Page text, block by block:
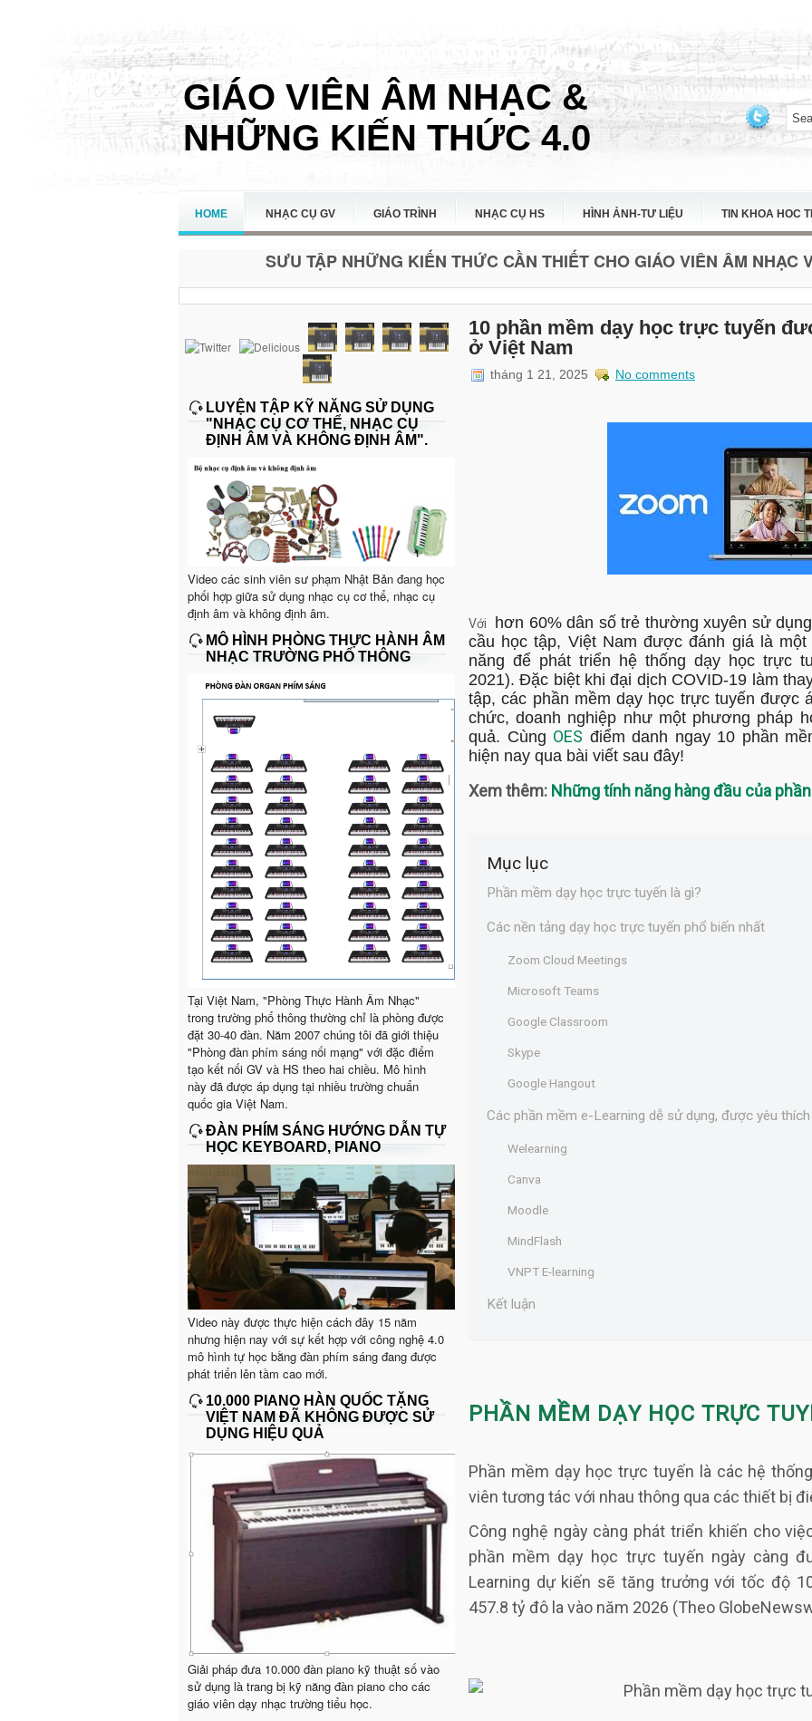
GIÁO VIÊN ÂM NHẠC &
NHỮNG KIẾN THỨC 4.0
HOME NHẠC CỤ GV GIÁO TRÌNH NHẠC CỤ HS HÌNH ẢNH-TƯ LIỆU TIN KHOA HOC
SƯU TẬP NHỮNG KIẾN THỨC CẦN THIẾT CHO GIÁO VIÊN ÂM NHẠC
LUYỆN TẬP KỸ NĂNG SỬ DỤNG
"NHẠC CỤ CƠ THỂ, NHẠC CỤ
ĐỊNH ÂM VÀ KHÔNG ĐỊNH ÂM".
Video các sinh viên sư phạm Nhật Bản đang học
phối hợp giữa sử dụng nhạc cụ cơ thể, nhạc cụ
định âm và không định âm.
MÔ HÌNH PHÒNG THỰC HÀNH ÂM
NHẠC TRƯỜNG PHỔ THÔNG
Tại Việt Nam, "Phòng Thực Hành Âm Nhạc"
trong trường phổ thông thường chỉ là phòng được
đặt 30-40 đàn. Năm 2007 chúng tôi đã giới thiệu
"Phòng đàn phím sáng nối mạng" với đặc điểm
tạo kết nối GV và HS theo hai chiều. Mô hình
này đã được áp dụng tại nhiều trường chuẩn
quốc gia Việt Nam.
ĐÀN PHÍM SÁNG HƯỚNG DẪN TỰ
HỌC KEYBOARD, PIANO
Video này được thực hiện cách đây 15 năm
nhưng hiện nay với sự kết hợp với công nghệ 4.0
mô hình tự học bằng đàn phím sáng đang được
phát triển lên tầm cao mới.
10.000 PIANO HÀN QUỐC TẶNG
VIỆT NAM ĐÃ KHÔNG ĐƯỢC SỬ
DỤNG HIỆU QUẢ
Giải pháp đưa 10.000 đàn piano kỹ thuật số vào
sử dụng là trang bị kỹ năng đàn piano cho các
giáo viên dạy nhạc trường tiểu học.
10 phần mềm dạy học trực tuyến
ở Việt Nam
tháng 1 21, 2025 No comments
Với
hơn 60% dân số trẻ thường xuyên sử
cầu học tập, Việt Nam được đánh giá là
năng để phát triển hệ thống dạy học trực
2021). Đặc biệt khi đại dịch COVID-19 làm
tập, các phần mềm dạy học trực tuyến được
chức, doanh nghiệp như một phương pháp
quả. Cùng OES điểm danh ngay 10 phần
hiện nay qua bài viết sau đây!
Xem thêm: Những tính năng hàng đầu của
Mục lục
Phần mềm dạy học trực tuyến là gì?
Các nền tảng dạy học trực tuyến phổ biến nhất
Zoom Cloud Meetings
Microsoft Teams
Google Classroom
Skype
Google Hangout
Các phần mềm e-Learning dễ sử dụng, được yêu
Welearning
Canva
Moodle
MindFlash
VNPT E-learning
Kết luận
PHẦN MỀM DẠY HỌC TRỰC
Phần mềm dạy học trực tuyến là các hệ
viên tương tác với nhau thông qua các thiết bị
Công nghệ ngày càng phát triển khiến cho
phần mềm dạy học trực tuyến ngày càng
Learning dự kiến sẽ tăng trưởng với tốc độ
457.8 tỷ đô la vào năm 2026 (Theo